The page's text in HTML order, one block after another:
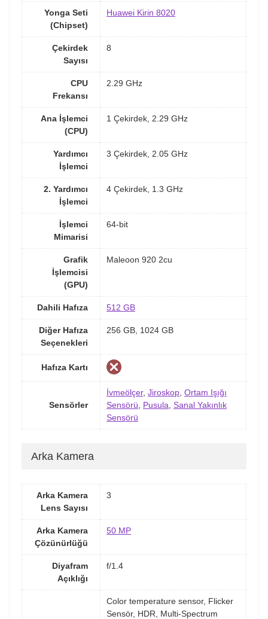
Yonga Seti
(Chipset)
Huawei Kirin 8020
Çekirdek
Sayısı
8
CPU
Frekansı
2.29 GHz
Ana İşlemci
(CPU)
1 Çekirdek, 2.29 GHz
Yardımcı
İşlemci
3 Çekirdek, 2.05 GHz
2. Yardımcı
İşlemci
4 Çekirdek, 1.3 GHz
İşlemci
Mimarisi
64-bit
Grafik
İşlemcisi
(GPU)
Maleoon 920 2cu
Dahili Hafıza 512 GB
Diğer Hafıza
Seçenekleri
256 GB, 1024 GB
Hafıza Kartı
Sensörler
İvmeölçer, Jiroskop Ortam Işığı
Sensörü
Pusula Sanal Yakınlık
Sensörü
Arka Kamera
Arka Kamera
Lens Sayısı
3
Arka Kamera
Çözünürlüğü
50 MP
Diyafram
Açıklığı
f/1.4
Color temperature sensor, Flicker
Sensör, HDR, Multi-Spectrum